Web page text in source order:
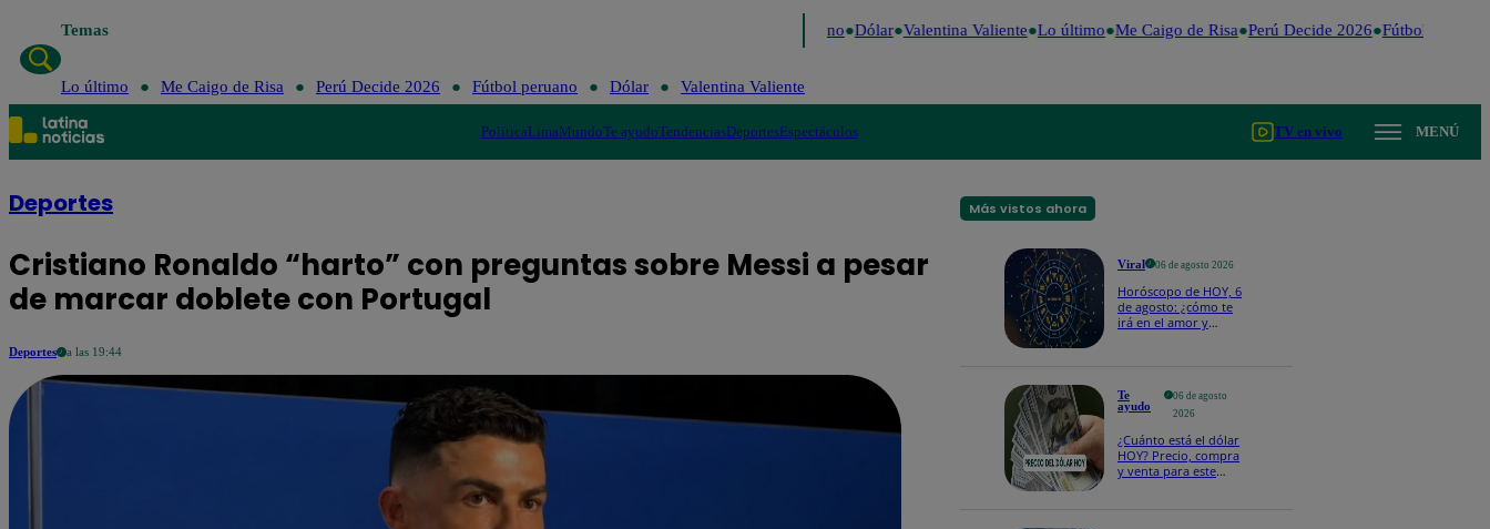
Temas Fútbol peruano Dólar Valentina Valiente Lo último Me Caigo de Risa Perú Decide 2026 Fútbol peruano
Lo último Me Caigo de Risa Perú Decide 2026 Fútbol peruano Dólar Valentina Valiente
PolíticaLimaMundoTe ayudoTendenciasDeportesEspectáculos TV en vivo MENÚ
Deportes
Cristiano Ronaldo “harto” con preguntas sobre Messi a pesar
de marcar doblete con Portugal
Deportes a las 19:44
Más vistos ahora
Viral 06 de agosto 2026
Horóscopo de HOY, 6
de agosto: ¿cómo te
irá en el amor y
Te
ayudo
06 de agosto
2026
¿Cuánto está el dólar
HOY? Precio, compra
y venta para este